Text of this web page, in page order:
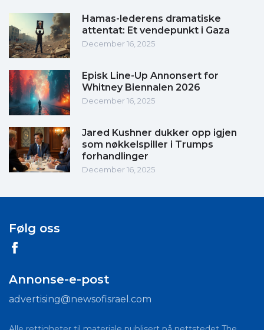
Hamas-lederens dramatiske
attentat: Et vendepunkt i Gaza
December 16, 2025
Episk Line-Up Annonsert for
Whitney Biennalen 2026
December 16, 2025
Jared Kushner dukker opp igjen
som nøkkelspiller i Trumps
forhandlinger
December 16, 2025
Følg oss
Annonse-e-post
advertising@newsofisrael.com